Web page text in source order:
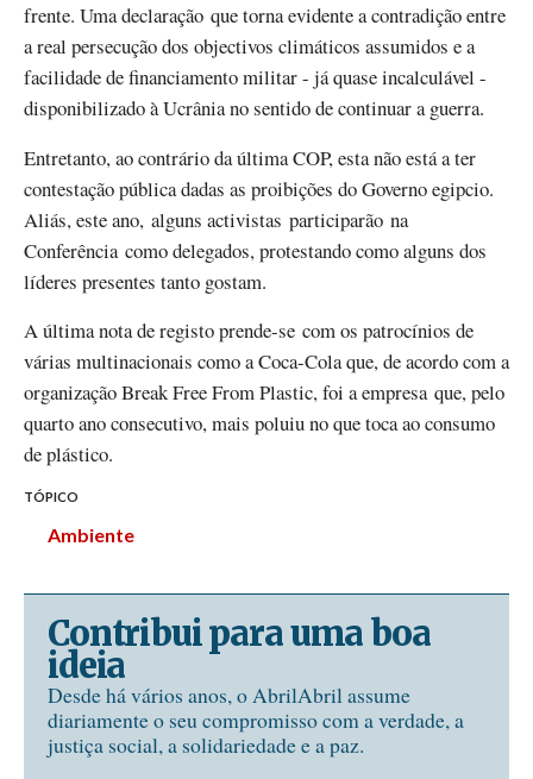
frente. Uma declaração que torna evidente a contradição entre
a real persecução dos objectivos climáticos assumidos e a
facilidade de financiamento militar - já quase incalculável -
disponibilizado à Ucrânia no sentido de continuar a guerra.
Entretanto, ao contrário da última COP, esta não está a ter
contestação pública dadas as proibições do Governo egipcio.
Aliás, este ano, alguns activistas participarão na
Conferência como delegados, protestando como alguns dos
líderes presentes tanto gostam.
A última nota de registo prende-se com os patrocínios de
várias multinacionais como a Coca-Cola que, de acordo com a
organização Break Free From Plastic, foi a empresa que, pelo
quarto ano consecutivo, mais poluiu no que toca ao consumo
de plástico.
TÓPICO
Ambiente
Contribui para uma boa
ideia
Desde há vários anos, o AbrilAbril assume
diariamente o seu compromisso com a verdade, a
justiça social, a solidariedade e a paz.